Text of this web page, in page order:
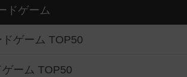
ドゲーム
ゲーム TOP50
ーム TOP50